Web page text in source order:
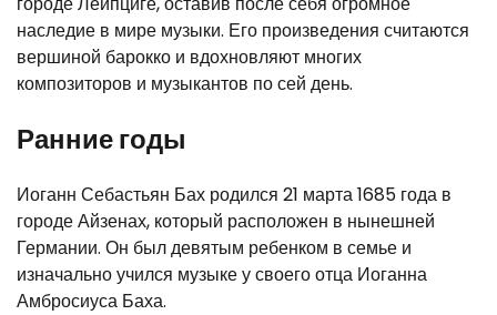
наследие в мире музыки. Его произведения считаются
вершиной барокко и вдохновляют многих
композиторов и музыкантов по сей день.
Ранние годы
Иоганн Себастьян Бах родился 21 марта 1685 года в
городе Айзенах, который расположен в нынешней
Германии. Он был девятым ребенком в семье и
изначально учился музыке у своего отца Иоганна
Амбросиуса Баха.